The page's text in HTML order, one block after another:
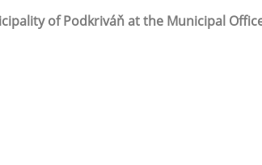
of Podkriváň at the Municipal